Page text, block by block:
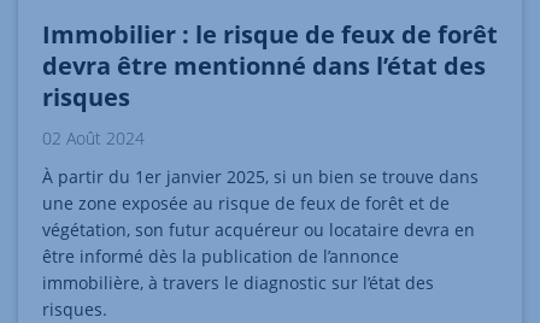
Immobilier : le risque de feux de forêt
devra être mentionné dans l’état des
risques
02 Août 2024
À partir du 1er janvier 2025, si un bien se trouve dans
une zone exposée au risque de feux de forêt et de
végétation, son futur acquéreur ou locataire devra en
être informé dès la publication de l’annonce
immobilière, à travers le diagnostic sur l’état des
risques.